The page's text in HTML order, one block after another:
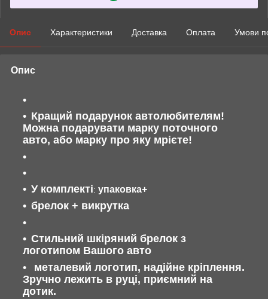
Опис Характеристики Доставка Оплата Умови
Опис
Кращий подарунок автолюбителям!
Можна подарувати марку поточного
авто, або марку про яку мрієте!
У комплекті: упаковка+
брелок + викрутка
Стильний шкіряний брелок з
логотипом Вашого авто
металевий логотип, надійне кріплення.
Зручно лежить в руці, приємний на
дотик.